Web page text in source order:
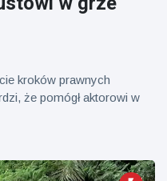
kroków prawnych
że pomógł aktorowi w